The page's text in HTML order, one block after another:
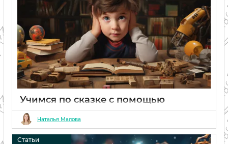
Учимся по сказке с помощью
мнемотехники, сочиняем сказку по
мнемотехнике
06 02 2024 0
Наталья Малова
Статьи